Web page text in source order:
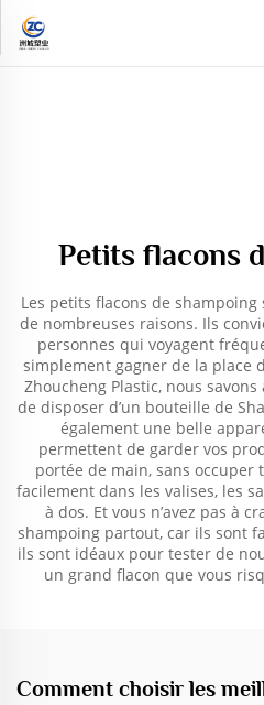
Petits flacons
Les petits flacons de
de nombreuses raisons. Ils
personnes qui voyagent
simplement gagner de la place
Zhoucheng Plastic, nous
de disposer d’un bouteille de
également une belle
permettent de garder vos
portée de main, sans occuper
facilement dans les valises, les
à dos. Et vous n’avez pas à
shampoing partout, car ils sont
ils sont idéaux pour tester de
un grand flacon que vous
Comment choisir les